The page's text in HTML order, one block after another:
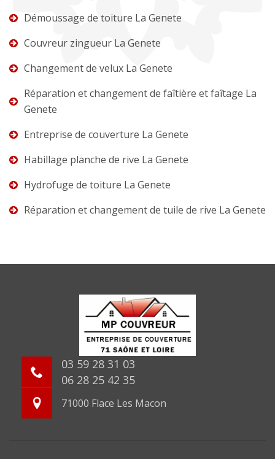
Démoussage de toiture La Genete
Couvreur zingueur La Genete
Changement de velux La Genete
Réparation et changement de faîtière et faîtage La
Genete
Entreprise de couverture La Genete
Habillage planche de rive La Genete
Hydrofuge de toiture La Genete
Réparation et changement de tuile de rive La Genete
03 59 28 31 03
06 28 25 42 35
71000 Flace Les Macon